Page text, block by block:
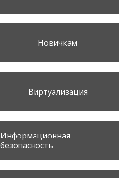
Новичкам
Виртуализация
Информационная
безопасность